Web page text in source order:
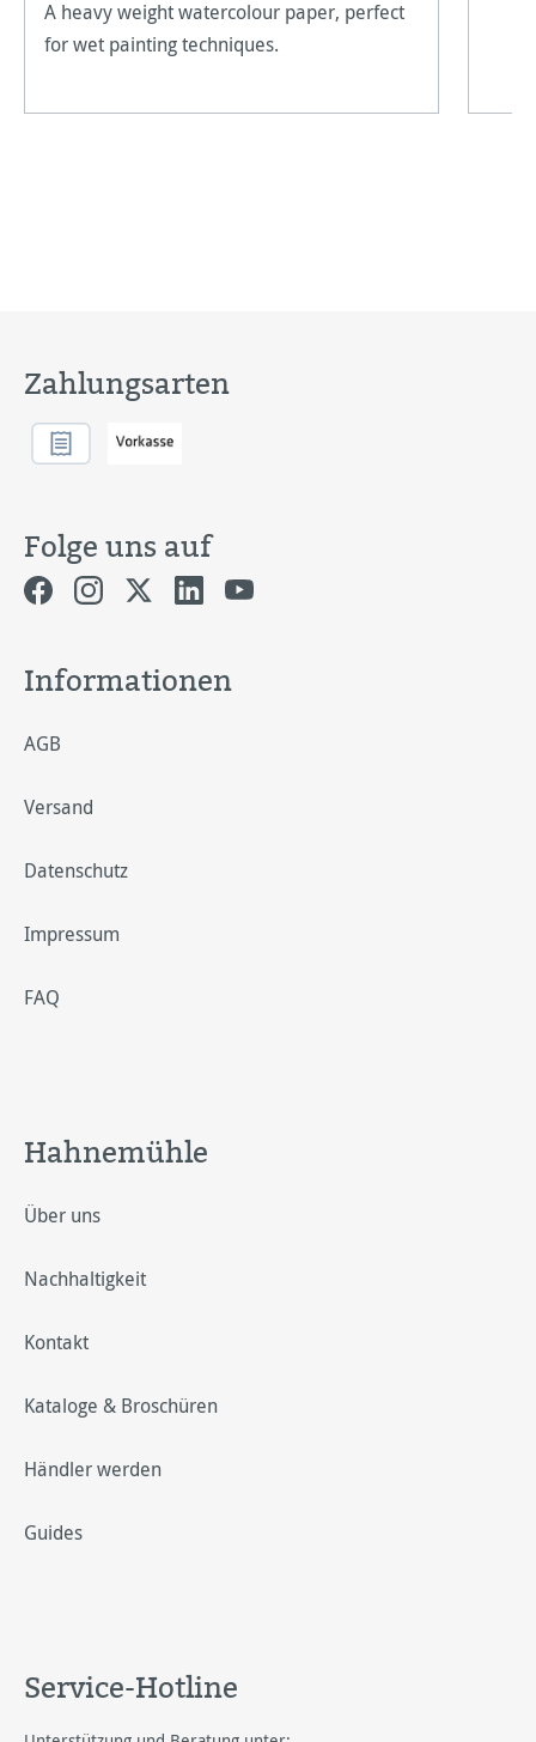
A heavy weight watercolour paper, perfect
for wet painting techniques.
Zahlungsarten
Folge uns auf
Informationen
AGB
Versand
Datenschutz
Impressum
FAQ
Hahnemühle
Über uns
Nachhaltigkeit
Kontakt
Kataloge & Broschüren
Händler werden
Guides
Service-Hotline